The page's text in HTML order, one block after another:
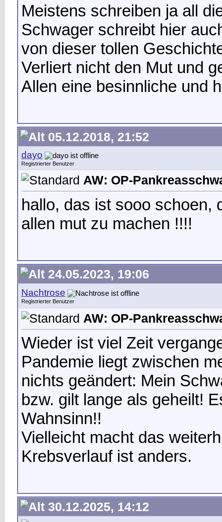
Meistens schreiben ja all
Schwager schreibt hier
von dieser tollen
Verliert nicht den Mut und
Allen eine besinnliche und
05.12.2018, 21:52
dayo
Registrierter Benutzer
AW: OP-
hallo, das ist sooo schoen,
allen mut zu machen !!!!
24.05.2023, 19:06
Nachtrose
Registrierter Benutzer
AW: OP-
Wieder ist viel Zeit
Pandemie liegt zwischen
nichts geändert: Mein
bzw. gilt lange als geheilt!
Wahnsinn!!
Vielleicht macht das
Krebsverlauf ist anders.
30.12.2025, 14:12